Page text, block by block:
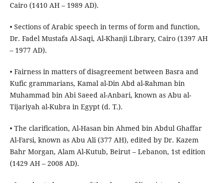
Cairo (1410 AH – 1989 AD).
• Sections of Arabic speech in terms of form and function,
Dr. Fadel Mustafa Al-Saqi, Al-Khanji Library, Cairo (1397 AH
– 1977 AD).
• Fairness in matters of disagreement between Basra and
Kufic grammarians, Kamal al-Din Abd al-Rahman bin
Muhammad bin Abi Saeed al-Anbari, known as Abu al-
Tijariyah al-Kubra in Egypt (d. T.).
• The clarification, Al-Hasan bin Ahmed bin Abdul Ghaffar
Al-Farsi, known as Abu Ali (377 AH), edited by Dr. Kazem
Bahr Morgan, Alam Al-Kutub, Beirut – Lebanon, 1st edition
(1429 AH – 2008 AD).